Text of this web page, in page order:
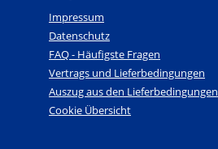
Impressum
Datenschutz
FAQ - Häufigste Fragen
Vertrags und Lieferbedingungen
Auszug aus den Lieferbedingungen
Cookie Übersicht